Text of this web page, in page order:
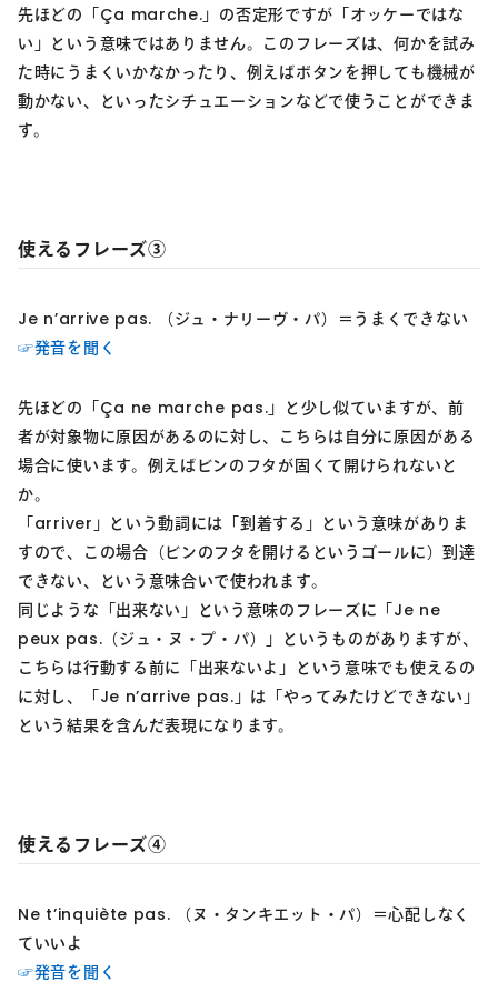
先ほどの「Ça marche.」の否定形ですが「オッケーではな
い」という意味ではありません。このフレーズは、何かを試み
た時にうまくいかなかったり、例えばボタンを押しても機械が
動かない、といったシチュエーションなどで使うことができま
す。
使えるフレーズ③
Je n’arrive pas. （ジュ・ナリーヴ・パ）＝うまくできない
☞発音を聞く
先ほどの「Ça ne marche pas.」と少し似ていますが、前
者が対象物に原因があるのに対し、こちらは自分に原因がある
場合に使います。例えばビンのフタが固くて開けられないと
か。
「arriver」という動詞には「到着する」という意味がありま
すので、この場合（ビンのフタを開けるというゴールに）到達
できない、という意味合いで使われます。
同じような「出来ない」という意味のフレーズに「Je ne
peux pas.（ジュ・ヌ・プ・パ）」というものがありますが、
こちらは行動する前に「出来ないよ」という意味でも使えるの
に対し、「Je n’arrive pas.」は「やってみたけどできない」
という結果を含んだ表現になります。
使えるフレーズ④
Ne t’inquiète pas. （ヌ・タンキエット・パ）＝心配しなく
ていいよ
☞発音を聞く